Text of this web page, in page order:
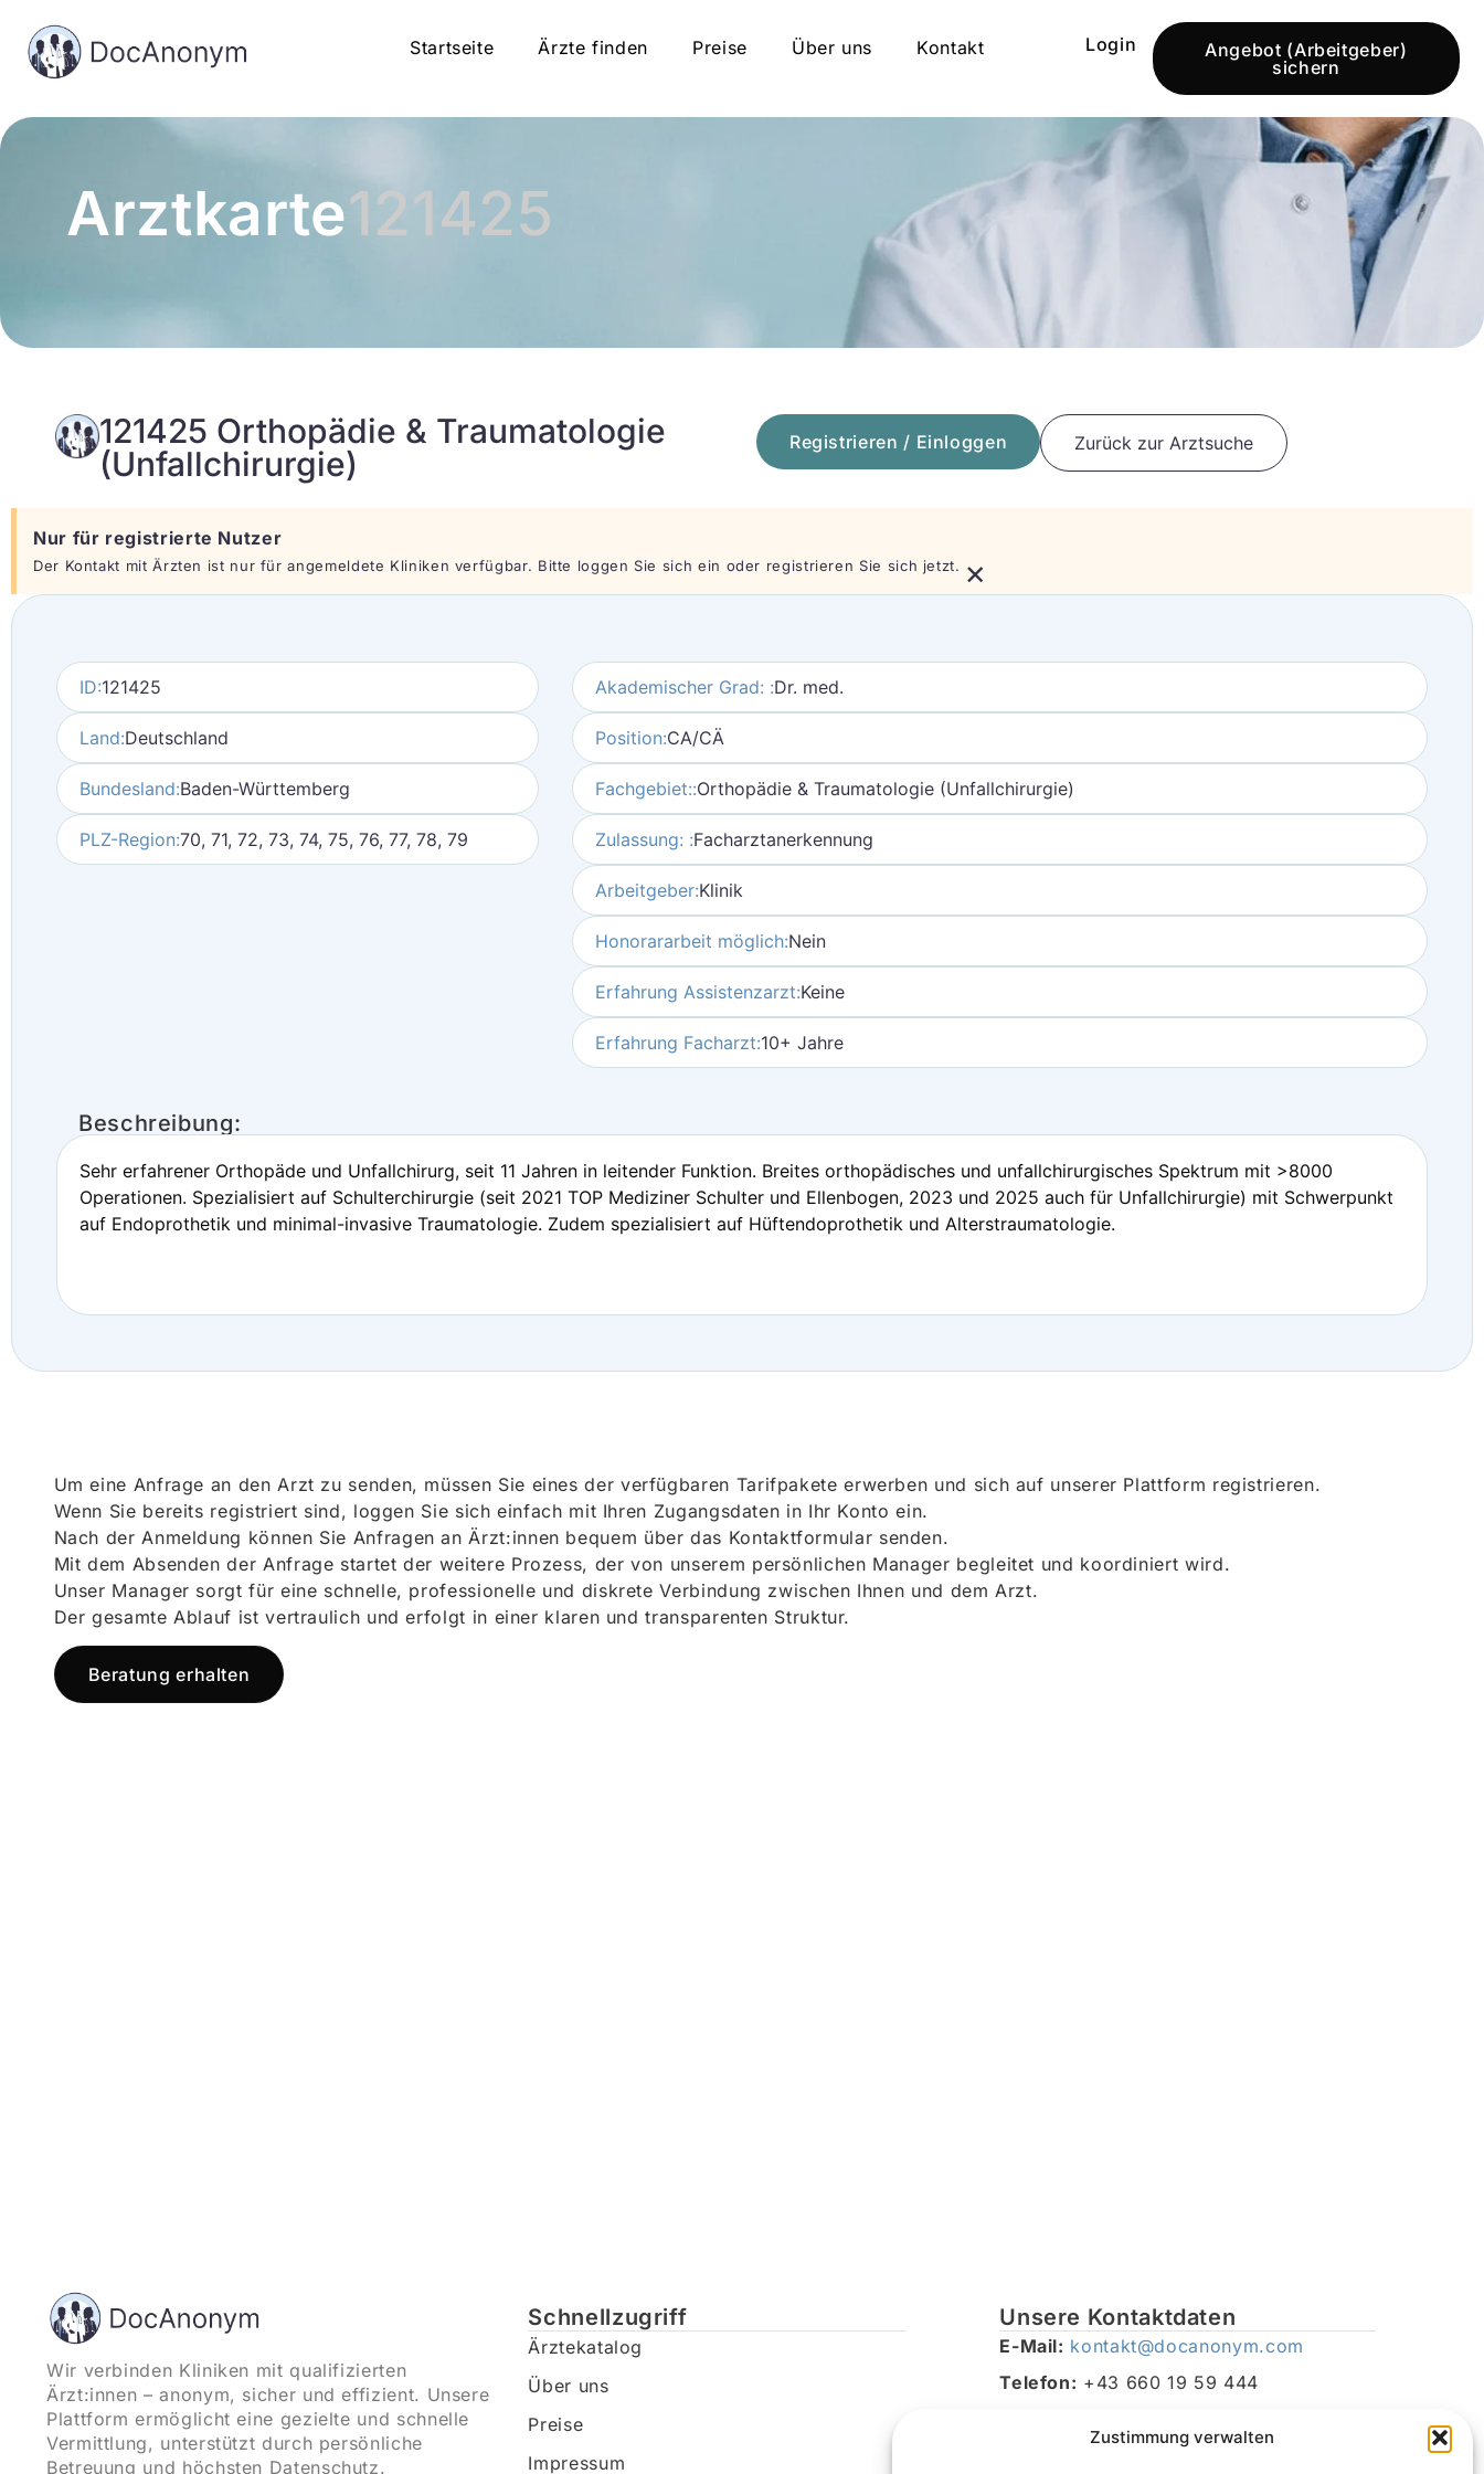
Zustimmung verwalten
Startseite Ärzte finden Preise Über uns Kontakt Login
Angebot (Arbeitgeber)
sichern
Arztkarte121425
121425 Orthopädie & Traumatologie
(Unfallchirurgie)
Registrieren / Einloggen Zurück zur Arztsuche
Nur für registrierte Nutzer
Der Kontakt mit Ärzten ist nur für angemeldete Kliniken verfügbar. Bitte loggen Sie sich ein oder registrieren Sie sich jetzt. ×
ID:121425
Land:Deutschland
Bundesland:Baden-Württemberg
PLZ-Region:70, 71, 72, 73, 74, 75, 76, 77, 78, 79
Akademischer Grad: :Dr. med.
Position:CA/CÄ
Fachgebiet::Orthopädie & Traumatologie (Unfallchirurgie)
Zulassung: :Facharztanerkennung
Arbeitgeber:Klinik
Honorararbeit möglich:Nein
Erfahrung Assistenzarzt:Keine
Erfahrung Facharzt:10+ Jahre
Beschreibung:
Sehr erfahrener Orthopäde und Unfallchirurg, seit 11 Jahren in leitender Funktion. Breites orthopädisches und unfallchirurgisches Spektrum mit >8000
Operationen. Spezialisiert auf Schulterchirurgie (seit 2021 TOP Mediziner Schulter und Ellenbogen, 2023 und 2025 auch für Unfallchirurgie) mit Schwerpunkt
auf Endoprothetik und minimal-invasive Traumatologie. Zudem spezialisiert auf Hüftendoprothetik und Alterstraumatologie.
Um eine Anfrage an den Arzt zu senden, müssen Sie eines der verfügbaren Tarifpakete erwerben und sich auf unserer Plattform registrieren.
Wenn Sie bereits registriert sind, loggen Sie sich einfach mit Ihren Zugangsdaten in Ihr Konto ein.
Nach der Anmeldung können Sie Anfragen an Ärzt:innen bequem über das Kontaktformular senden.
Mit dem Absenden der Anfrage startet der weitere Prozess, der von unserem persönlichen Manager begleitet und koordiniert wird.
Unser Manager sorgt für eine schnelle, professionelle und diskrete Verbindung zwischen Ihnen und dem Arzt.
Der gesamte Ablauf ist vertraulich und erfolgt in einer klaren und transparenten Struktur.
Beratung erhalten
Wir verbinden Kliniken mit qualifizierten
Ärzt:innen – anonym, sicher und effizient. Unsere
Plattform ermöglicht eine gezielte und schnelle
Vermittlung, unterstützt durch persönliche
Betreuung und höchsten Datenschutz.
Schnellzugriff
Ärztekatalog
Über uns
Preise
Impressum
Unsere Kontaktdaten
E-Mail: kontakt@docanonym.com
Telefon: +43 660 19 59 444
Traunsee, Österreich